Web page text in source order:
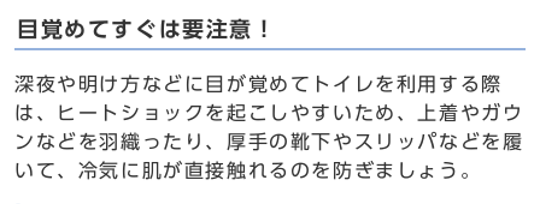
目覚めてすぐは要注意！
深夜や明け方などに目が覚めてトイレを利用する際
は、ヒートショックを起こしやすいため、上着やガウ
ンなどを羽織ったり、厚手の靴下やスリッパなどを履
いて、冷気に肌が直接触れるのを防ぎましょう。